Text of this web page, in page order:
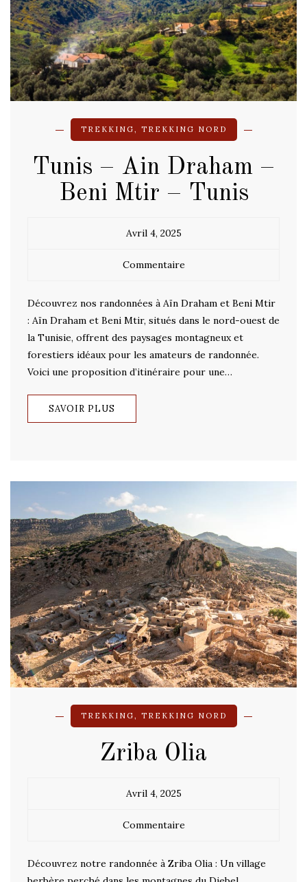
TREKKING , TREKKING NORD
Tunis – Ain Draham –
Beni Mtir – Tunis
Avril 4, 2025
Commentaire
Découvrez nos randonnées à Aïn Draham et Beni Mtir
: Aïn Draham et Beni Mtir, situés dans le nord-ouest de
la Tunisie, offrent des paysages montagneux et
forestiers idéaux pour les amateurs de randonnée.
Voici une proposition d’itinéraire pour une…
SAVOIR PLUS
TREKKING , TREKKING NORD
Zriba Olia
Avril 4, 2025
Commentaire
Découvrez notre randonnée à Zriba Olia : Un village